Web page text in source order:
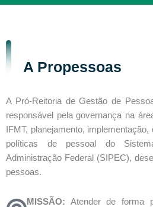
A Propessoas
A Pró-Reitoria de Gestão de
responsável pela governança na
IFMT, planejamento,
políticas de pessoal do
Administração Federal (SIPEC),
pessoas.
MISSÃO: Atender de forma